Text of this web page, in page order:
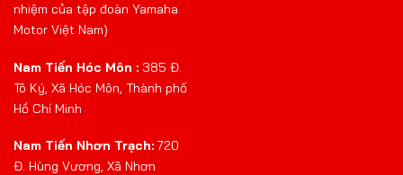
nhiệm của tập đoàn Yamaha
Motor Việt Nam)
Nam Tiến Hóc Môn : 385 Đ.
Tô Ký, Xã Hóc Môn, Thành phố
Hồ Chí Minh
Nam Tiến Nhơn Trạch: 720
Đ. Hùng Vương, Xã Nhơn